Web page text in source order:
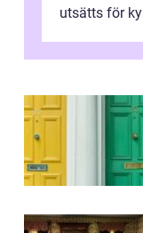
utsätts för